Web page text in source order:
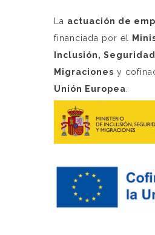
La actuación de
financiada por el
Inclusión,
Migraciones y
Unión Europea